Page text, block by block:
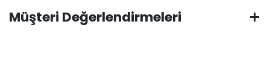
Müşteri Değerlendirmeleri